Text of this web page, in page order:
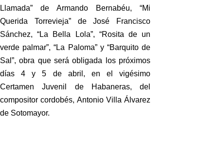
Llamada” de Armando Bernabéu, “Mi
Querida Torrevieja” de José Francisco
Sánchez, “La Bella Lola”, “Rosita de un
verde palmar”, “La Paloma” y “Barquito de
Sal”, obra que será obligada los próximos
días 4 y 5 de abril, en el vigésimo
Certamen Juvenil de Habaneras, del
compositor cordobés, Antonio Villa Álvarez
de Sotomayor.